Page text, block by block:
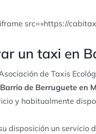
src=»https://
un taxi en
de Taxis
de Berruguete en
y habitualmente
disposición un